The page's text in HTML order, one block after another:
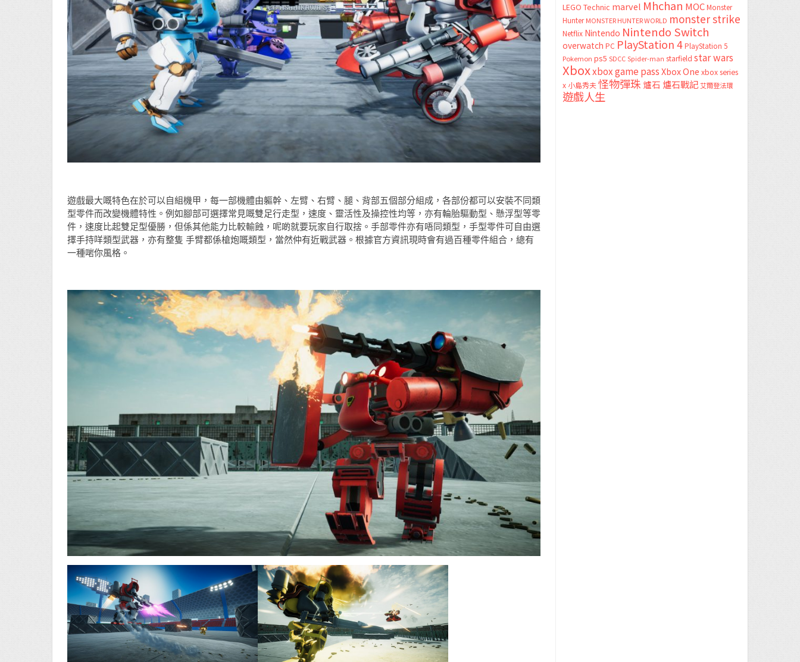
遊戲最大嘅特色在於可以自組機甲，每一部機體由軀幹、左臂、右臂、腿、背部五個部分組成，各部份都可以安裝不同類
型零件而改變機體特性。例如腳部可選擇常見嘅雙足行走型，速度、靈活性及操控性均等，亦有輪胎驅動型、懸浮型等零
件，速度比起雙足型優勝，但係其他能力比較輸蝕，呢啲就要玩家自行取捨。手部零件亦有唔同類型，手型零件可自由選
擇手持咩類型武器，亦有整隻 手臂都係槍炮嘅類型，當然仲有近戰武器。根據官方資訊現時會有過百種零件組合，總有
一種啱你風格。
LEGO Technic marvel Mhchan MOC Monster
Hunter MONSTER HUNTER WORLD monster strike
Netflix Nintendo Nintendo Switch
overwatch PC PlayStation 4 PlayStation 5
Pokemon ps5 SDCC Spider-man starfield star wars
Xboxxbox game passXbox One xbox series
x 小島秀夫怪物彈珠 爐石 爐石戰記艾爾登法環
遊戲人生